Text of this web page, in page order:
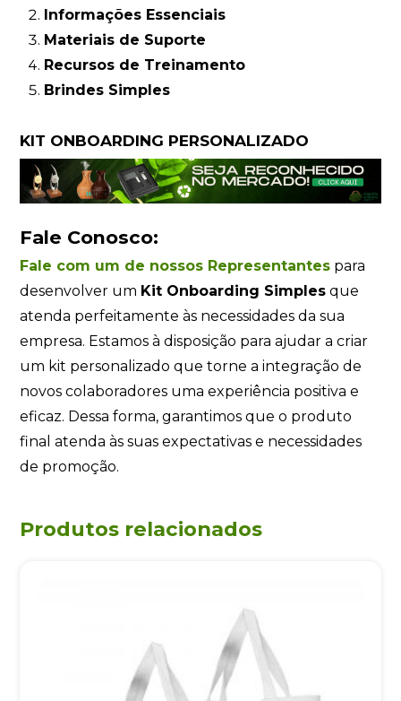
Informações Essenciais
Materiais de Suporte
Recursos de Treinamento
Brindes Simples
KIT ONBOARDING PERSONALIZADO
Fale Conosco:
Fale com um de nossos Representantes para
desenvolver um Kit Onboarding Simples que
atenda perfeitamente às necessidades da sua
empresa. Estamos à disposição para ajudar a criar
um kit personalizado que torne a integração de
novos colaboradores uma experiência positiva e
eficaz. Dessa forma, garantimos que o produto
final atenda às suas expectativas e necessidades
de promoção.
Produtos relacionados